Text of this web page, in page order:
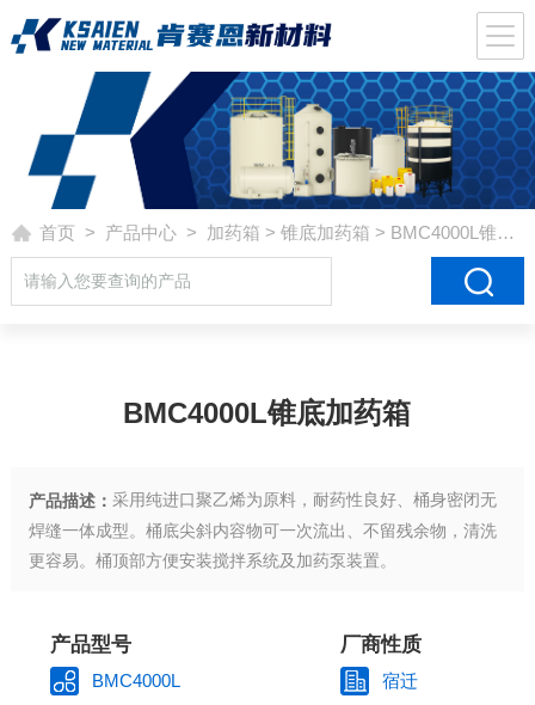
首页 > 产品中心> 加药箱 > 锥底加药箱 > BMC4000L锥底加药箱
BMC4000L锥底加药箱
产品描述： 采用纯进口聚乙烯为原料，耐药性良好、桶身密闭无
焊缝一体成型。桶底尖斜内容物可一次流出、不留残余物，清洗
更容易。桶顶部方便安装搅拌系统及加药泵装置。
产品型号
BMC4000L
厂商性质
宿迁